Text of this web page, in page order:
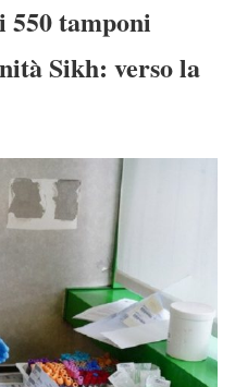
550 tamponi
Sikh: verso la